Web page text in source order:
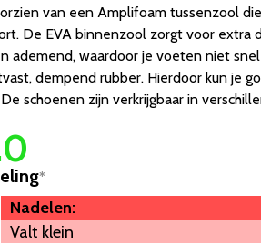
van een Amplifoam tussenzool
De EVA binnenzool zorgt voor extra
ademend, waardoor je voeten niet
dempend rubber. Hierdoor kun je
schoenen zijn verkrijgbaar in
*
Nadelen:
Valt klein